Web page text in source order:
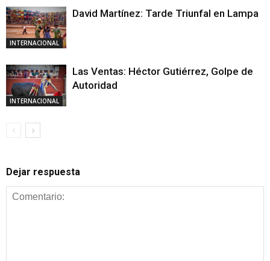
INTERNACIONAL
David Martínez: Tarde Triunfal en Lampa
INTERNACIONAL
Las Ventas: Héctor Gutiérrez, Golpe de
Autoridad
Dejar respuesta